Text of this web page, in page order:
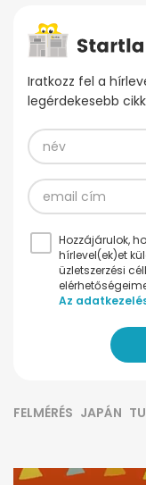
Iratkozz fel a
legérdekesebb
Hozzájárulok,
hírlevel(ek)et
üzletszerzési
Az
FELMÉRÉS JAPÁN